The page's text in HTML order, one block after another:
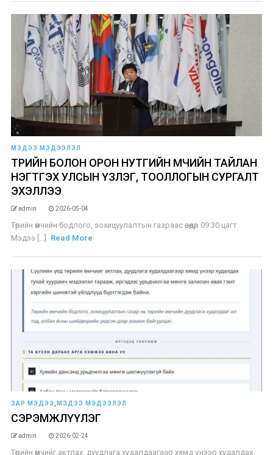
МЭДЭЭ МЭДЭЭЛЭЛ
​ТӨРИЙН БОЛОН ОРОН НУТГИЙН ӨМЧИЙН ТАЙЛАН
НЭГТГЭХ УЛСЫН ҮЗЛЭГ, ТООЛЛОГЫН СУРГАЛТ
ЭХЭЛЛЭЭ​
admin 2026-05-04
Төрийн өмчийн бодлого, зохицуулалтын газраас өнөөдөр 09:30 цагт
Мэдээ [...]
Read More
ЗАР МЭДЭЭ МЭДЭЭ МЭДЭЭЛЭЛ
СЭРЭМЖЛҮҮЛЭГ
admin 2026-02-24
Төрийн өмчийг актлах, дуудлага худалдаагаар хямд үнээр худалдах